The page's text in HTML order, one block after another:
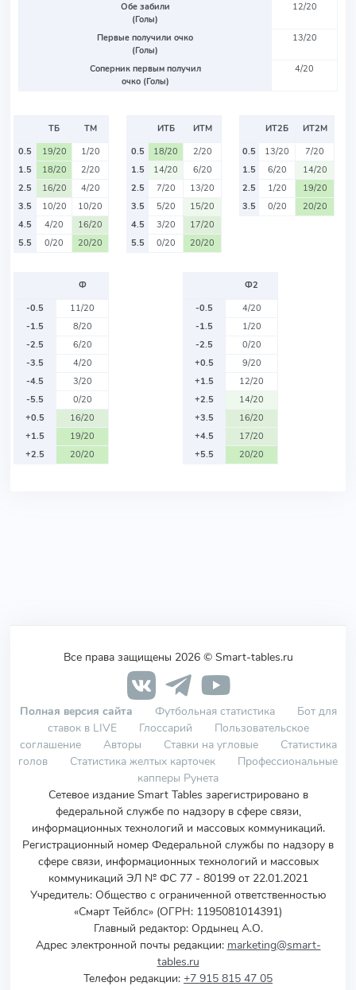
Обе забили
(Голы)
12/20
Первые получили очко
(Голы)
13/20
Соперник первым получил
очко (Голы)
4/20
ТБ
ТМ
0.5
19/20
1/20
1.5
18/20
2/20
2.5
16/20
4/20
3.5
10/20
10/20
4.5
4/20
16/20
5.5
0/20 20/20
ИТБ
ИТМ
0.5
18/20
2/20
1.5
14/20
6/20
2.5
7/20
13/20
3.5
5/20
15/20
4.5
3/20
17/20
5.5
0/20 20/20
ИТ2Б
ИТ2М
0.5
13/20
7/20
1.5
6/20
14/20
2.5
1/20
19/20
3.5
0/20 20/20
Ф
-0.5
11/20
-1.5
8/20
-2.5
6/20
-3.5
4/20
-4.5
3/20
-5.5
0/20
+0.5
16/20
+1.5
19/20
+2.5
20/20
Ф2
-0.5
4/20
-1.5
1/20
-2.5
0/20
+0.5
9/20
+1.5
12/20
+2.5
14/20
+3.5
16/20
+4.5
17/20
+5.5
20/20
Все права защищены 2026 © Smart-tables.ru
Полная версия сайта Футбольная статистика
Бот для
ставок в LIVE
Глоссарий
Пользовательское
соглашение
Авторы Ставки на угловые
Статистика
голов
Статистика желтых карточек
Профессиональные
капперы Рунета
Сетевое издание Smart Tables зарегистрировано в
федеральной службе по надзору в сфере связи,
информационных технологий и массовых коммуникаций.
Регистрационный номер Федеральной службы по надзору в
сфере связи, информационных технологий и массовых
коммуникаций ЭЛ № ФС 77 - 80199 от 22.01.2021
Учредитель: Общество с ограниченной ответственностью
«Смарт Тейблс» (ОГРН: 1195081014391)
Главный редактор: Ордынец А.О.
Адрес электронной почты редакции: marketing@smart-
tables.ru
Телефон редакции: +7 915 815 47 05